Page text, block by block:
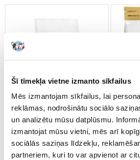
Šī tīmekļa vietne izmanto sīkfailus
Mēs izmantojam sīkfailus, lai
reklāmas, nodrošinātu sociālo
un analizētu mūsu datplūsmu.
izmantojat mūsu vietni, mēs arī
sociālās saziņas līdzekļu,
partneriem, kuri to var apvienot ar